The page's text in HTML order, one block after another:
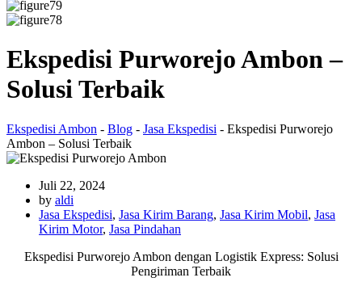
Ekspedisi Purworejo Ambon –
Solusi Terbaik
Ekspedisi Ambon - Blog - Jasa Ekspedisi - Ekspedisi Purworejo
Ambon – Solusi Terbaik
Juli 22, 2024
by aldi
Jasa Ekspedisi, Jasa Kirim Barang, Jasa Kirim Mobil, Jasa
Kirim Motor, Jasa Pindahan
Ekspedisi Purworejo Ambon dengan Logistik Express: Solusi
Pengiriman Terbaik